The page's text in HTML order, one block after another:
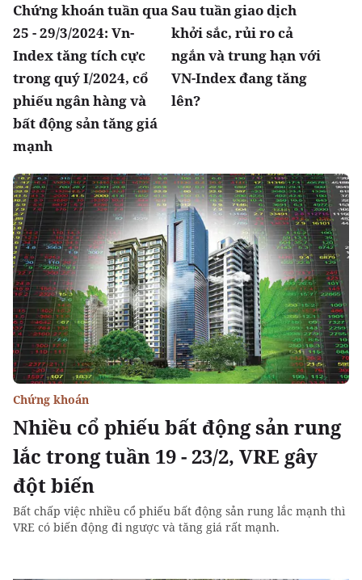
Chứng khoán tuần qua
25 - 29/3/2024: Vn-
Index tăng tích cực
trong quý I/2024, cổ
phiếu ngân hàng và
bất động sản tăng giá
mạnh
Sau tuần giao dịch
khởi sắc, rủi ro cả
ngắn và trung hạn với
VN-Index đang tăng
lên?
Nhiều cổ phiếu bất động sản rung
lắc trong tuần 19 - 23/2, VRE gây
đột biến
Chứng khoán
Bất chấp việc nhiều cổ phiếu bất động sản rung lắc mạnh thì
VRE có biến động đi ngược và tăng giá rất mạnh.